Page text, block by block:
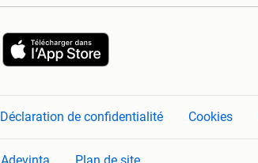
Déclaration de confidentialité Cookies